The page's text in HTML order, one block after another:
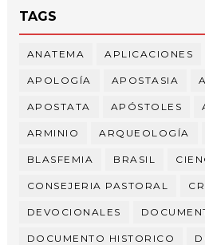
TAGS
ANATEMA APLICACIONES
APOLOGÍA APOSTASIA
APOSTATA APÓSTOLES
ARMINIO ARQUEOLOGÍA
BLASFEMIA BRASIL
CONSEJERIA PASTORAL
DEVOCIONALES
DOCUMENTO HISTORICO